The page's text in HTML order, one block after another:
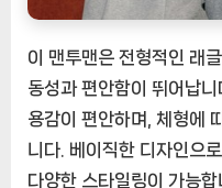
이 맨투맨은 전형적인 래
동성과 편안함이 뛰어납
용감이 편안하며, 체형에
니다. 베이직한 디자인으
다양한 스타일링이 가능합